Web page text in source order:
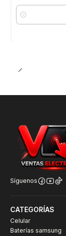
Cantidad
Síguenos
CATEGORÍAS
Celular
Baterías samsung